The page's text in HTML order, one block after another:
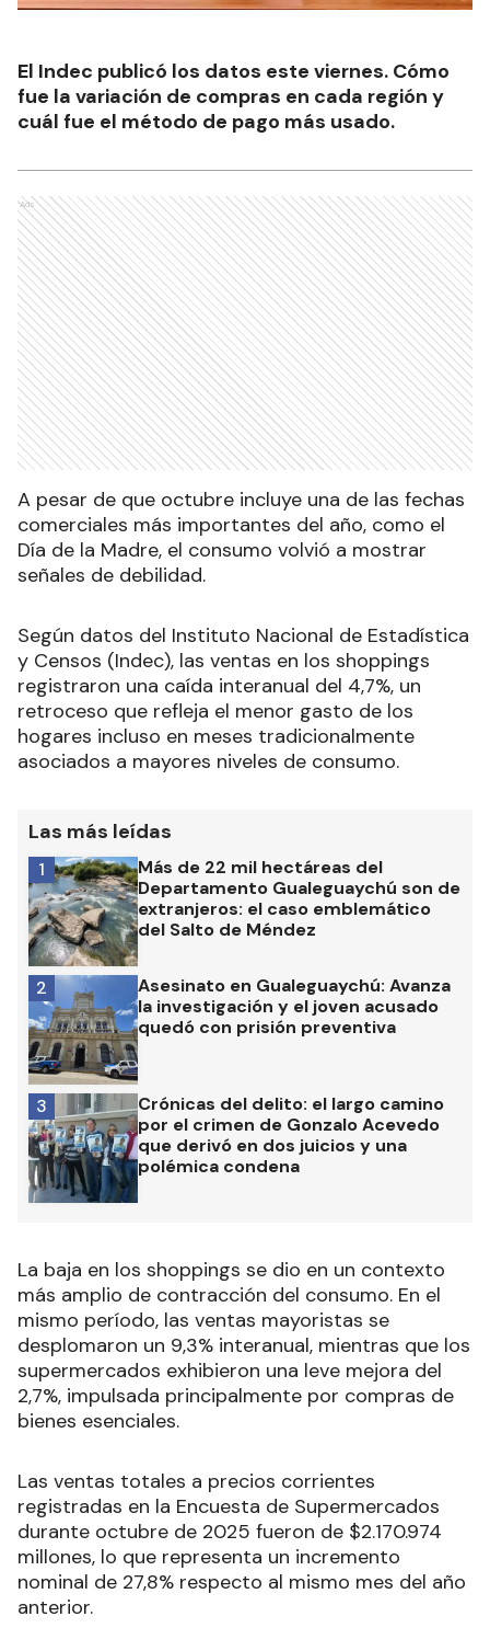
El Indec publicó los datos este viernes. Cómo
fue la variación de compras en cada región y
cuál fue el método de pago más usado.
Ads
A pesar de que octubre incluye una de las fechas
comerciales más importantes del año, como el
Día de la Madre, el consumo volvió a mostrar
señales de debilidad.
Según datos del Instituto Nacional de Estadística
y Censos (Indec), las ventas en los shoppings
registraron una caída interanual del 4,7%, un
retroceso que refleja el menor gasto de los
hogares incluso en meses tradicionalmente
asociados a mayores niveles de consumo.
Las más leídas
Más de 22 mil hectáreas del
Departamento Gualeguaychú son de
extranjeros: el caso emblemático
del Salto de Méndez
1
Asesinato en Gualeguaychú: Avanza
la investigación y el joven acusado
quedó con prisión preventiva
2
Crónicas del delito: el largo camino
por el crimen de Gonzalo Acevedo
que derivó en dos juicios y una
polémica condena
3
La baja en los shoppings se dio en un contexto
más amplio de contracción del consumo. En el
mismo período, las ventas mayoristas se
desplomaron un 9,3% interanual, mientras que los
supermercados exhibieron una leve mejora del
2,7%, impulsada principalmente por compras de
bienes esenciales.
Las ventas totales a precios corrientes
registradas en la Encuesta de Supermercados
durante octubre de 2025 fueron de $2.170.974
millones, lo que representa un incremento
nominal de 27,8% respecto al mismo mes del año
anterior.